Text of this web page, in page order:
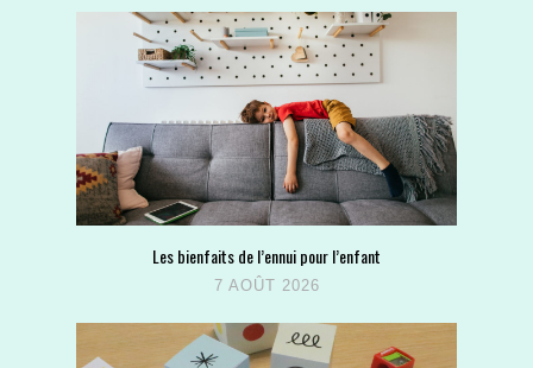
Les bienfaits de l’ennui pour l’enfant
7 AOÛT 2026